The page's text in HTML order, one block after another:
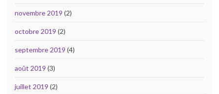
novembre 2019 (2)
octobre 2019 (2)
septembre 2019 (4)
août 2019 (3)
juillet 2019 (2)